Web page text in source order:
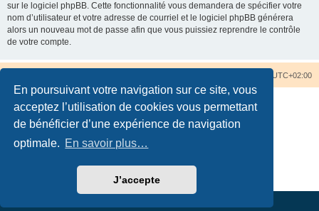
En poursuivant votre navigation sur ce site, vous
acceptez l’utilisation de cookies vous permettant
de bénéficier d’une expérience de navigation
optimale. En savoir plus…
J’accepte
sur le logiciel phpBB. Cette fonctionnalité vous demandera de spécifier votre
nom d’utilisateur et votre adresse de courriel et le logiciel phpBB générera
alors un nouveau mot de passe afin que vous puissiez reprendre le contrôle
de votre compte.
UTC+02:00
Traduction française officielle©
Confidentialité